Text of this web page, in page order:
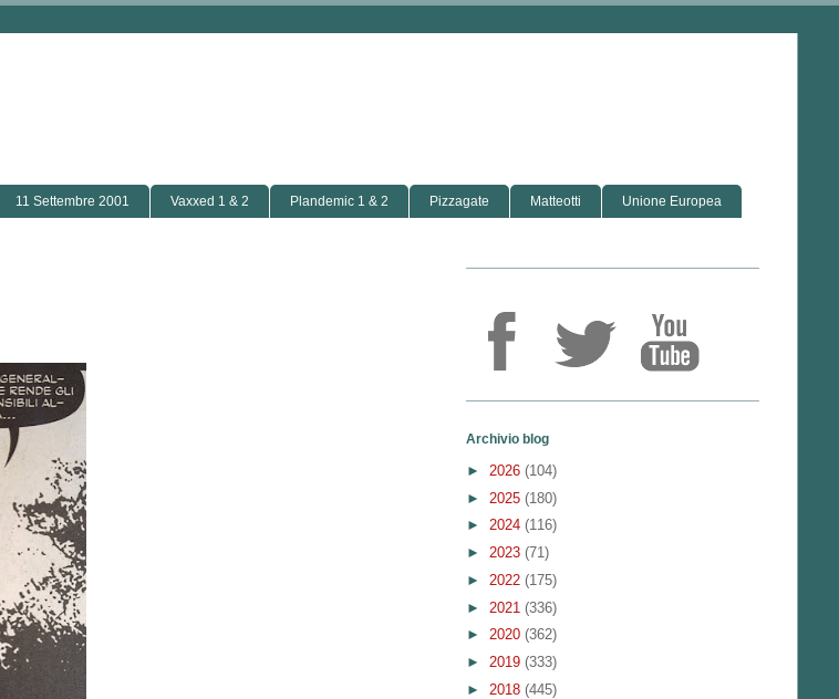
11 Settembre 2001 Vaxxed 1 & 2 Plandemic 1 & 2 Pizzagate Matteotti Unione Europea
Archivio blog
► 2026 (104)
► 2025 (180)
► 2024 (116)
► 2023 (71)
► 2022 (175)
► 2021 (336)
► 2020 (362)
► 2019 (333)
► 2018 (445)